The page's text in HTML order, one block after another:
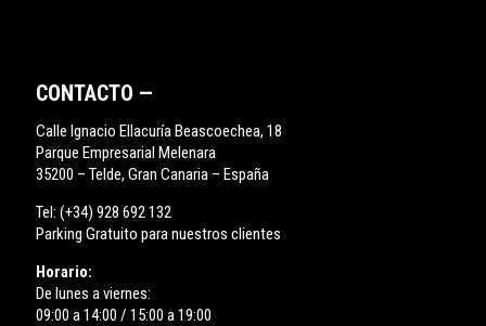
CONTACTO —
Calle Ignacio Ellacuría Beascoechea, 18
Parque Empresarial Melenara
35200 – Telde, Gran Canaria – España
Tel: (+34) 928 692 132
Parking Gratuito para nuestros clientes
Horario:
De lunes a viernes:
09:00 a 14:00 / 15:00 a 19:00